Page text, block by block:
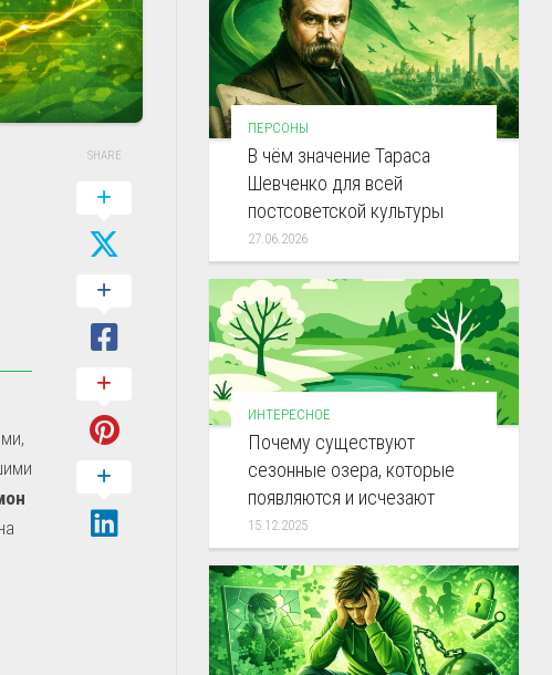
SHARE
ПЕРСОНЫ
В чём значение Тараса
Шевченко для всей
постсоветской культуры
27.06.2026
ИНТЕРЕСНОЕ
Почему существуют
сезонные озера, которые
появляются и исчезают
15.12.2025